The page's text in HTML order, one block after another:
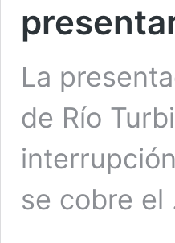
La
de Río
se cobre el